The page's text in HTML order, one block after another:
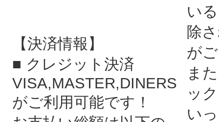
【決済情報】
■ クレジット決済
VISA,MASTER,DINERS
がご利用可能です！
い
除
が
ま
ッ
い